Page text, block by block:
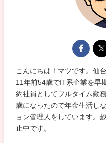
こんにちは！マツです。仙
11年前54歳でIT系企業を早
約社員としてフルタイム勤
歳になったので年金生活し
ョン管理人をしています。
止中です。